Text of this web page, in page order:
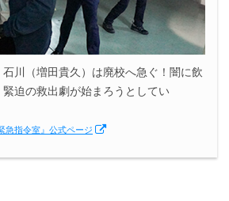
川（増田貴久）は廃校へ急ぐ！闇に飲
緊迫の救出劇が始まろうとしてい
急指令室』公式ページ